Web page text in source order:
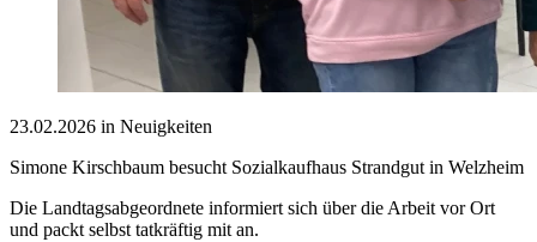
23.02.2026 in Neuigkeiten
Simone Kirschbaum besucht Sozialkaufhaus Strandgut in Welzheim
Die Landtagsabgeordnete informiert sich über die Arbeit vor Ort
und packt selbst tatkräftig mit an.